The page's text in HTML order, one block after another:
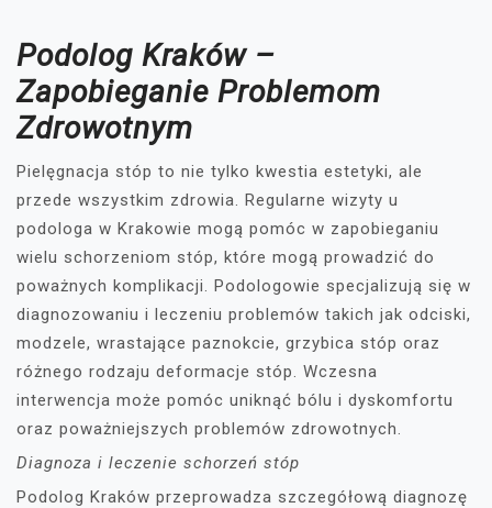
Podolog Kraków –
Zapobieganie Problemom
Zdrowotnym
Pielęgnacja stóp to nie tylko kwestia estetyki, ale
przede wszystkim zdrowia. Regularne wizyty u
podologa w Krakowie mogą pomóc w zapobieganiu
wielu schorzeniom stóp, które mogą prowadzić do
poważnych komplikacji. Podologowie specjalizują się w
diagnozowaniu i leczeniu problemów takich jak odciski,
modzele, wrastające paznokcie, grzybica stóp oraz
różnego rodzaju deformacje stóp. Wczesna
interwencja może pomóc uniknąć bólu i dyskomfortu
oraz poważniejszych problemów zdrowotnych.
Diagnoza i leczenie schorzeń stóp
Podolog Kraków przeprowadza szczegółową diagnozę